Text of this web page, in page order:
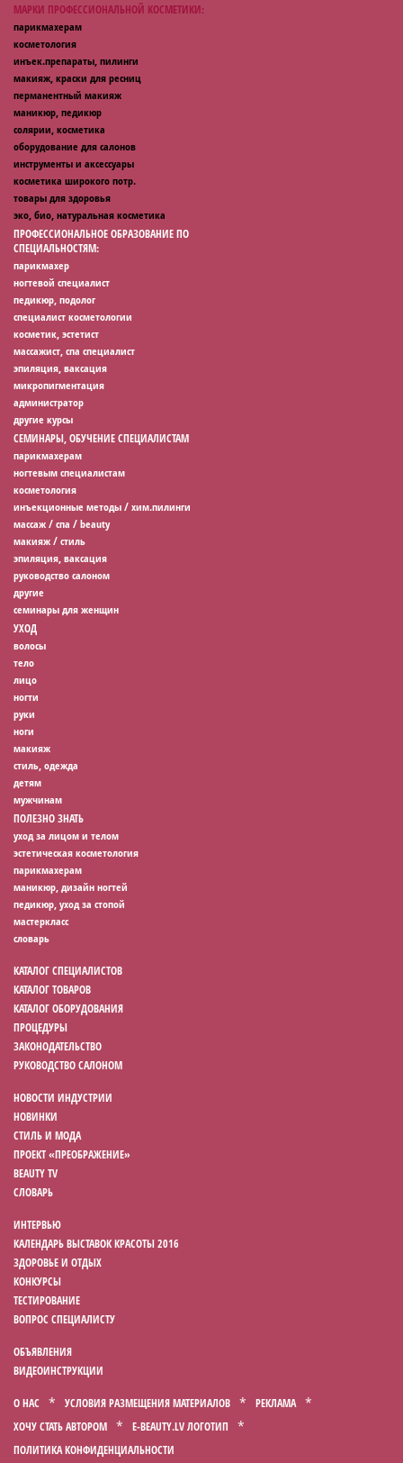
МАРКИ ПРОФЕССИОНАЛЬНОЙ КОСМЕТИКИ:
парикмахерам
косметология
инъек.препараты, пилинги
макияж, краски для ресниц
перманентный макияж
маникюр, педикюр
солярии, косметика
оборудование для салонов
инструменты и аксессуары
косметика широкого потр.
товары для здоровья
эко, био, натуральная косметика
ПРОФЕССИОНАЛЬНОЕ ОБРАЗОВАНИЕ ПО
СПЕЦИАЛЬНОСТЯМ:
парикмахер
ногтевой специалист
педикюр, подолог
специалист косметологии
косметик, эстетист
массажист, спа специалист
эпиляция, ваксация
микропигментация
администратор
другие курсы
СЕМИНАРЫ, ОБУЧЕНИЕ СПЕЦИАЛИСТАМ
парикмахерам
ногтевым специалистам
косметология
инъекционные методы / хим.пилинги
массаж / спа / beauty
макияж / стиль
эпиляция, ваксация
руководство салоном
другие
семинары для женщин
УХОД
волосы
тело
лицо
ногти
руки
ноги
макияж
стиль, одежда
детям
мужчинам
ПОЛЕЗНО ЗНАТЬ
уход за лицом и телом
эстетическая косметология
парикмахерам
маникюр, дизайн ногтей
педикюр, уход за стопой
мастеркласс
словарь
КАТАЛОГ СПЕЦИАЛИСТОВ
КАТАЛОГ ТОВАРОВ
КАТАЛОГ ОБОРУДОВАНИЯ
ПРОЦЕДУРЫ
ЗАКОНОДАТЕЛЬСТВО
РУКОВОДСТВО САЛОНОМ
НОВОСТИ ИНДУСТРИИ
НОВИНКИ
СТИЛЬ И МОДА
ПРОЕКТ «ПРЕОБРАЖЕНИЕ»
BEAUTY TV
СЛОВАРЬ
ИНТЕРВЬЮ
КАЛЕНДАРЬ ВЫСТАВОК КРАСОТЫ 2016
ЗДОРОВЬЕ И ОТДЫХ
КОНКУРСЫ
ТЕСТИРОВАНИЕ
ВОПРОС СПЕЦИАЛИСТУ
ОБЪЯВЛЕНИЯ
ВИДЕОИНСТРУКЦИИ
О НАС УСЛОВИЯ РАЗМЕЩЕНИЯ МАТЕРИАЛОВ
РЕКЛАМА
ХОЧУ СТАТЬ АВТОРОМ
E-BEAUTY.LV ЛОГОТИП
ПОЛИТИКА КОНФИДЕНЦИАЛЬНОСТИ